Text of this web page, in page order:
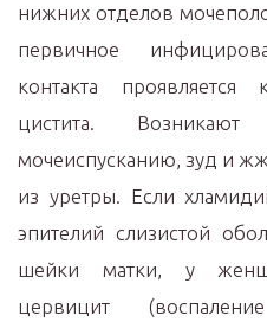
нижних отделов
первичное
контакта
цистита.
мочеиспусканию, зуд и
из уретры. Если
эпителий слизистой
шейки матки, у
цервицит